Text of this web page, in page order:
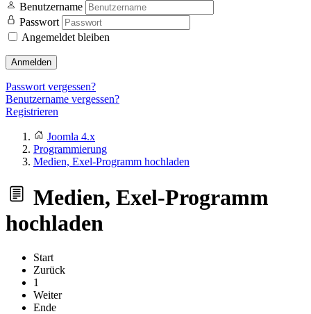
Benutzername
Passwort
Angemeldet bleiben
Anmelden
Passwort vergessen?
Benutzername vergessen?
Registrieren
Joomla 4.x
Programmierung
Medien, Exel-Programm hochladen
Medien, Exel-Programm
hochladen
Start
Zurück
1
Weiter
Ende